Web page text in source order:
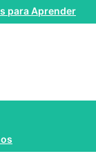
para Aprender